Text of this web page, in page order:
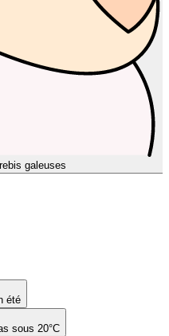
galeuses
été
sous 20°C